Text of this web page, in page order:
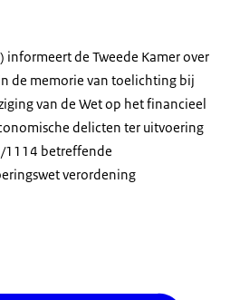
de Tweede Kamer over
de memorie van toelichting bij
van de Wet op het financieel
delicten ter uitvoering
1114 betreffende
verordening